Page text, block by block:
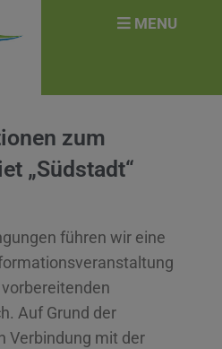
zum
„Südstadt“
führen wir eine
Auf Grund der
Verbindung mit der